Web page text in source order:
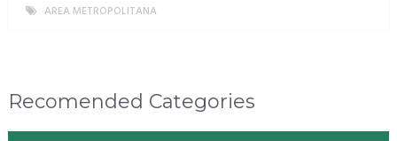
AREA METROPOLITANA
Recomended Categories